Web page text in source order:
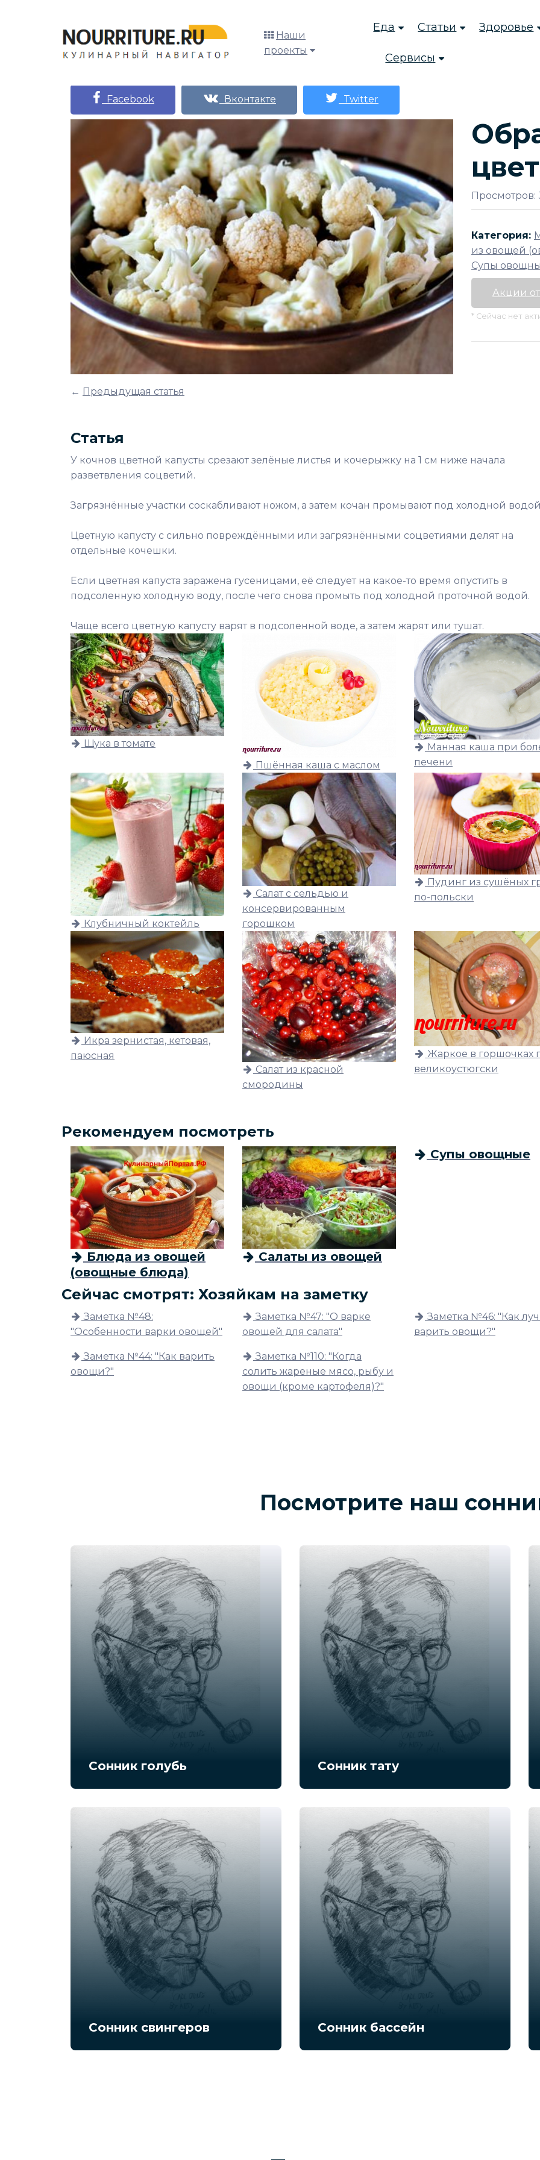
Наши
проекты
Еда Статьи Здоровье
Сервисы
Facebook Вконтакте Twitter
Просмотров:
Категория:
из овощей
Супы
Акции
* Сейчас нет
← Предыдущая статья
Статья
У кочнов цветной капусты срезают зелёные листья и кочерыжку на 1 см ниже начала
разветвления соцветий.
Загрязнённые участки соскабливают ножом, а затем кочан промывают под холодной
Цветную капусту с сильно повреждёнными или загрязнёнными соцветиями делят на
отдельные кочешки.
Если цветная капуста заражена гусеницами, её следует на какое-то время опустить в
подсоленную холодную воду, после чего снова промыть под холодной проточной водой.
Чаще всего цветную капусту варят в подсоленной воде, а затем жарят или тушат.
Щука в томате
Пшённая каша с маслом
Манная каша при
печени
Клубничный коктейль
Салат с сельдью и
консервированным
горошком
Пудинг из сушёных
по-польски
Икра зернистая, кетовая,
паюсная
Салат из красной
смородины
Жаркое в горшочках
великоустюгски
Рекомендуем посмотреть
Блюда из овощей
(овощные блюда)
Салаты из овощей
Супы овощные
Сейчас смотрят: Хозяйкам на заметку
Заметка №48:
"Особенности варки овощей"
Заметка №47: "О варке
овощей для салата"
Заметка №46: "Как
варить овощи?"
Заметка №44: "Как варить
овощи?"
Заметка №110: "Когда
солить жареные мясо, рыбу и
овощи (кроме картофеля)?"
Посмотрите наш
Сонник голубь Сонник тату
Сонник свингеров Сонник бассейн